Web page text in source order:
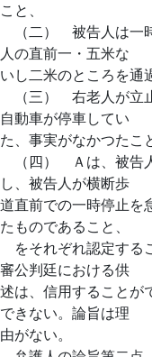
こと、
（二） 被告人は一
人の直前一・五米な
いし二米のところを通
（三） 右老人が立
自動車が停車してい
た、事実がなかつたこ
（四） Ａは、被告
し、被告人が横断歩
道直前での一時停止を
たものであること、
をそれぞれ認定する
審公判廷における供
述は、信用することが
できない。論旨は理
由がない。